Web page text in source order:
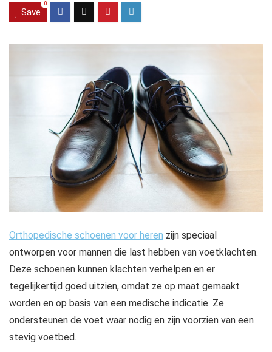
Save
0
Orthopedische schoenen voor heren zijn speciaal
ontworpen voor mannen die last hebben van voetklachten.
Deze schoenen kunnen klachten verhelpen en er
tegelijkertijd goed uitzien, omdat ze op maat gemaakt
worden en op basis van een medische indicatie. Ze
ondersteunen de voet waar nodig en zijn voorzien van een
stevig voetbed.